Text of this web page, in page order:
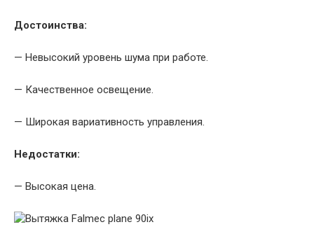
Достоинства:
— Невысокий уровень шума при работе.
— Качественное освещение.
— Широкая вариативность управления.
Недостатки:
— Высокая цена.